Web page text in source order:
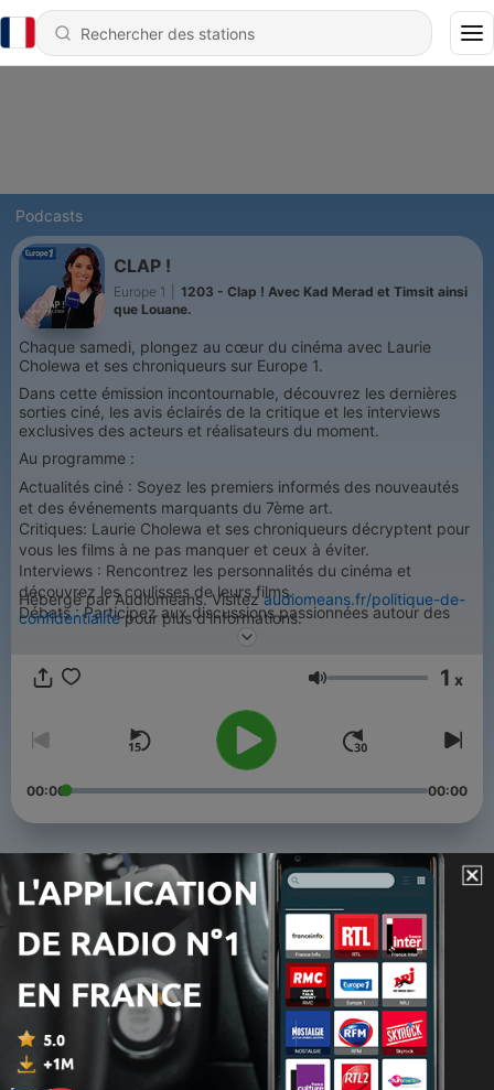
Podcasts
CLAP !
Europe 1
1203 - Clap ! Avec Kad Merad et Timsit ainsi
que Louane.
Chaque samedi, plongez au cœur du cinéma avec Laurie
Cholewa et ses chroniqueurs sur Europe 1.
Dans cette émission incontournable, découvrez les dernières
sorties ciné, les avis éclairés de la critique et les interviews
exclusives des acteurs et réalisateurs du moment.
Au programme :
Actualités ciné : Soyez les premiers informés des nouveautés
et des événements marquants du 7ème art.
Critiques: Laurie Cholewa et ses chroniqueurs décryptent pour
vous les films à ne pas manquer et ceux à éviter.
Interviews : Rencontrez les personnalités du cinéma et
découvrez les coulisses de leurs films.
Débats : Participez aux discussions passionnées autour des
films qui font parler d'eux.
Hébergé par Audiomeans. Visitezaudiomeans.fr/politique-de-
confidentialitepour plus d'informations.
Volume 1 x
00:00 00:00
Épisodes
1203
Clap ! Avec Kad Merad et Timsit ainsi que
Louane.
Clap! Avec Jérémie Renier pour son
documentaire d'un monde à l'autre
13 juin 2026